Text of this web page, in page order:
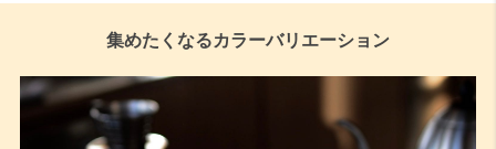
集めたくなるカラーバリエーション